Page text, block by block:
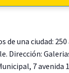
de una ciudad: 250
Dirección:
7 avenida